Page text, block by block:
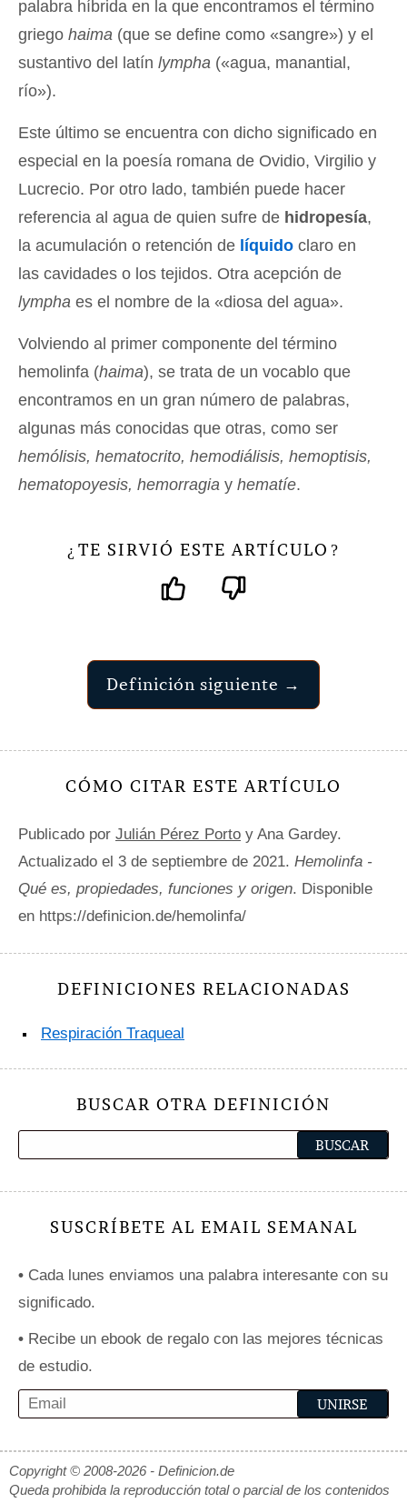
palabra híbrida en la que encontramos el término
griego haima (que se define como «sangre») y el
sustantivo del latín lympha («agua, manantial,
río»).
Este último se encuentra con dicho significado en
especial en la poesía romana de Ovidio, Virgilio y
Lucrecio. Por otro lado, también puede hacer
referencia al agua de quien sufre de hidropesía,
la acumulación o retención de líquido claro en
las cavidades o los tejidos. Otra acepción de
lympha es el nombre de la «diosa del agua».
Volviendo al primer componente del término
hemolinfa (haima), se trata de un vocablo que
encontramos en un gran número de palabras,
algunas más conocidas que otras, como ser
hemólisis, hematocrito, hemodiálisis, hemoptisis,
hematopoyesis, hemorragia y hematíe.
¿ TE SIRVIÓ ESTE ARTÍCULO ?
Definición siguiente →
CÓMO CITAR ESTE ARTÍCULO
Publicado por Julián Pérez Porto y Ana Gardey.
Actualizado el 3 de septiembre de 2021. Hemolinfa -
Qué es, propiedades, funciones y origen. Disponible
en https://definicion.de/hemolinfa/
DEFINICIONES RELACIONADAS
Respiración Traqueal
BUSCAR OTRA DEFINICIÓN
SUSCRÍBETE AL EMAIL SEMANAL
• Cada lunes enviamos una palabra interesante con su
significado.
• Recibe un ebook de regalo con las mejores técnicas
de estudio.
Copyright © 2008-2026 - Definicion.de
Queda prohibida la reproducción total o parcial de los contenidos